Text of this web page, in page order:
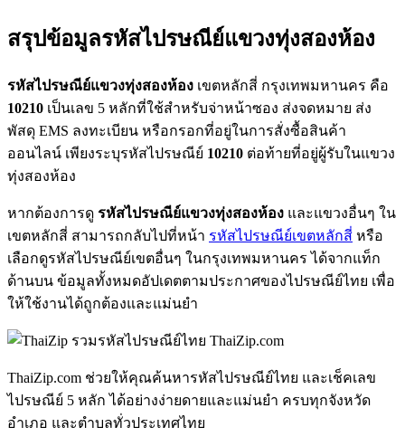
สรุปข้อมูลรหัสไปรษณีย์แขวงทุ่งสองห้อง
รหัสไปรษณีย์แขวงทุ่งสองห้อง เขตหลักสี่ กรุงเทพมหานคร คือ
10210 เป็นเลข 5 หลักที่ใช้สำหรับจ่าหน้าซอง ส่งจดหมาย ส่ง
พัสดุ EMS ลงทะเบียน หรือกรอกที่อยู่ในการสั่งซื้อสินค้า
ออนไลน์ เพียงระบุรหัสไปรษณีย์ 10210 ต่อท้ายที่อยู่ผู้รับในแขวง
ทุ่งสองห้อง
หากต้องการดู รหัสไปรษณีย์แขวงทุ่งสองห้อง และแขวงอื่นๆ ใน
เขตหลักสี่ สามารถกลับไปที่หน้า รหัสไปรษณีย์เขตหลักสี่ หรือ
เลือกดูรหัสไปรษณีย์เขตอื่นๆ ในกรุงเทพมหานคร ได้จากแท็ก
ด้านบน ข้อมูลทั้งหมดอัปเดตตามประกาศของไปรษณีย์ไทย เพื่อ
ให้ใช้งานได้ถูกต้องและแม่นยำ
ThaiZip.com
ThaiZip.com ช่วยให้คุณค้นหารหัสไปรษณีย์ไทย และเช็คเลข
ไปรษณีย์ 5 หลัก ได้อย่างง่ายดายและแม่นยำ ครบทุกจังหวัด
อำเภอ และตำบลทั่วประเทศไทย